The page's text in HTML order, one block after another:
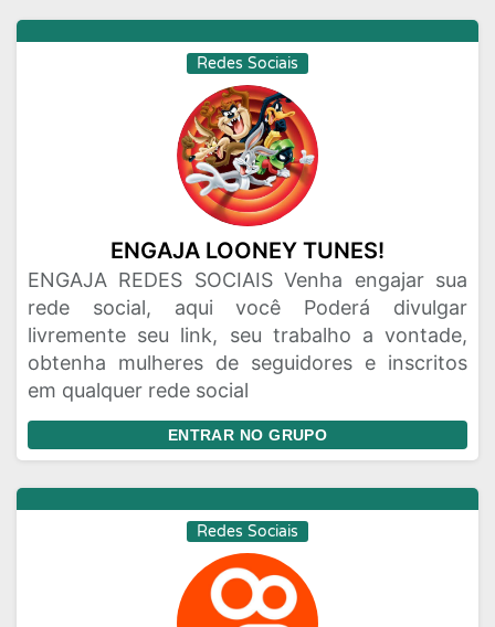
Redes Sociais
ENGAJA LOONEY TUNES!
ENGAJA REDES SOCIAIS Venha engajar sua
rede social, aqui você Poderá divulgar
livremente seu link, seu trabalho a vontade,
obtenha mulheres de seguidores e inscritos
em qualquer rede social
ENTRAR NO GRUPO
Redes Sociais